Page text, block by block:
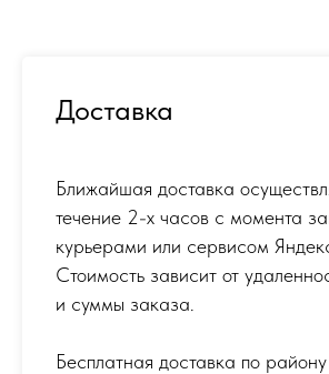
Доставка
Ближайшая доставка
течение 2-х часов с момента
курьерами или сервисом
Стоимость зависит от
и суммы заказа.
Бесплатная доставка по